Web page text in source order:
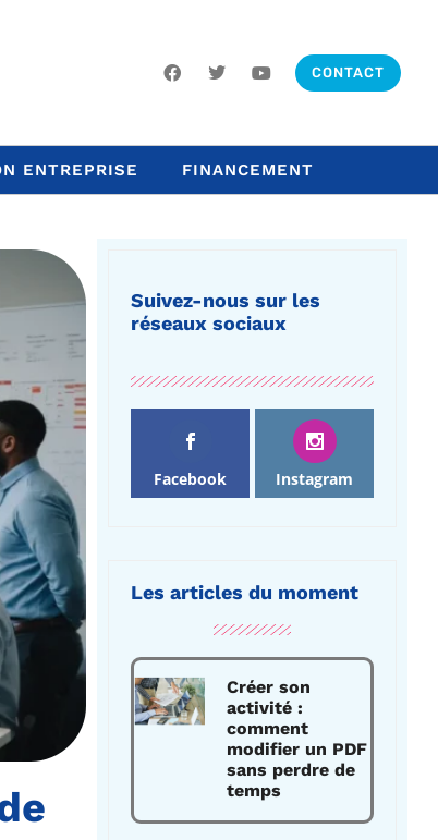
CONTACT
ENTREPRISE FINANCEMENT
Suivez-nous sur les
réseaux sociaux
Facebook Instagram
Les articles du moment
Créer son
activité :
comment
modifier un PDF
sans perdre de
temps